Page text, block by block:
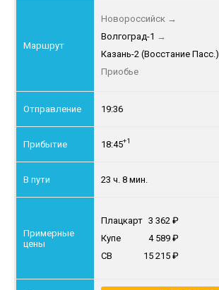
Новороссийск →
Волгоград-1 →
Казань-2 (Восстание Пасс.)
Приобье
19:36
18:45+1
23 ч. 8 мин.
Плацкарт 3 362
Купе
4 589
СВ
15 215